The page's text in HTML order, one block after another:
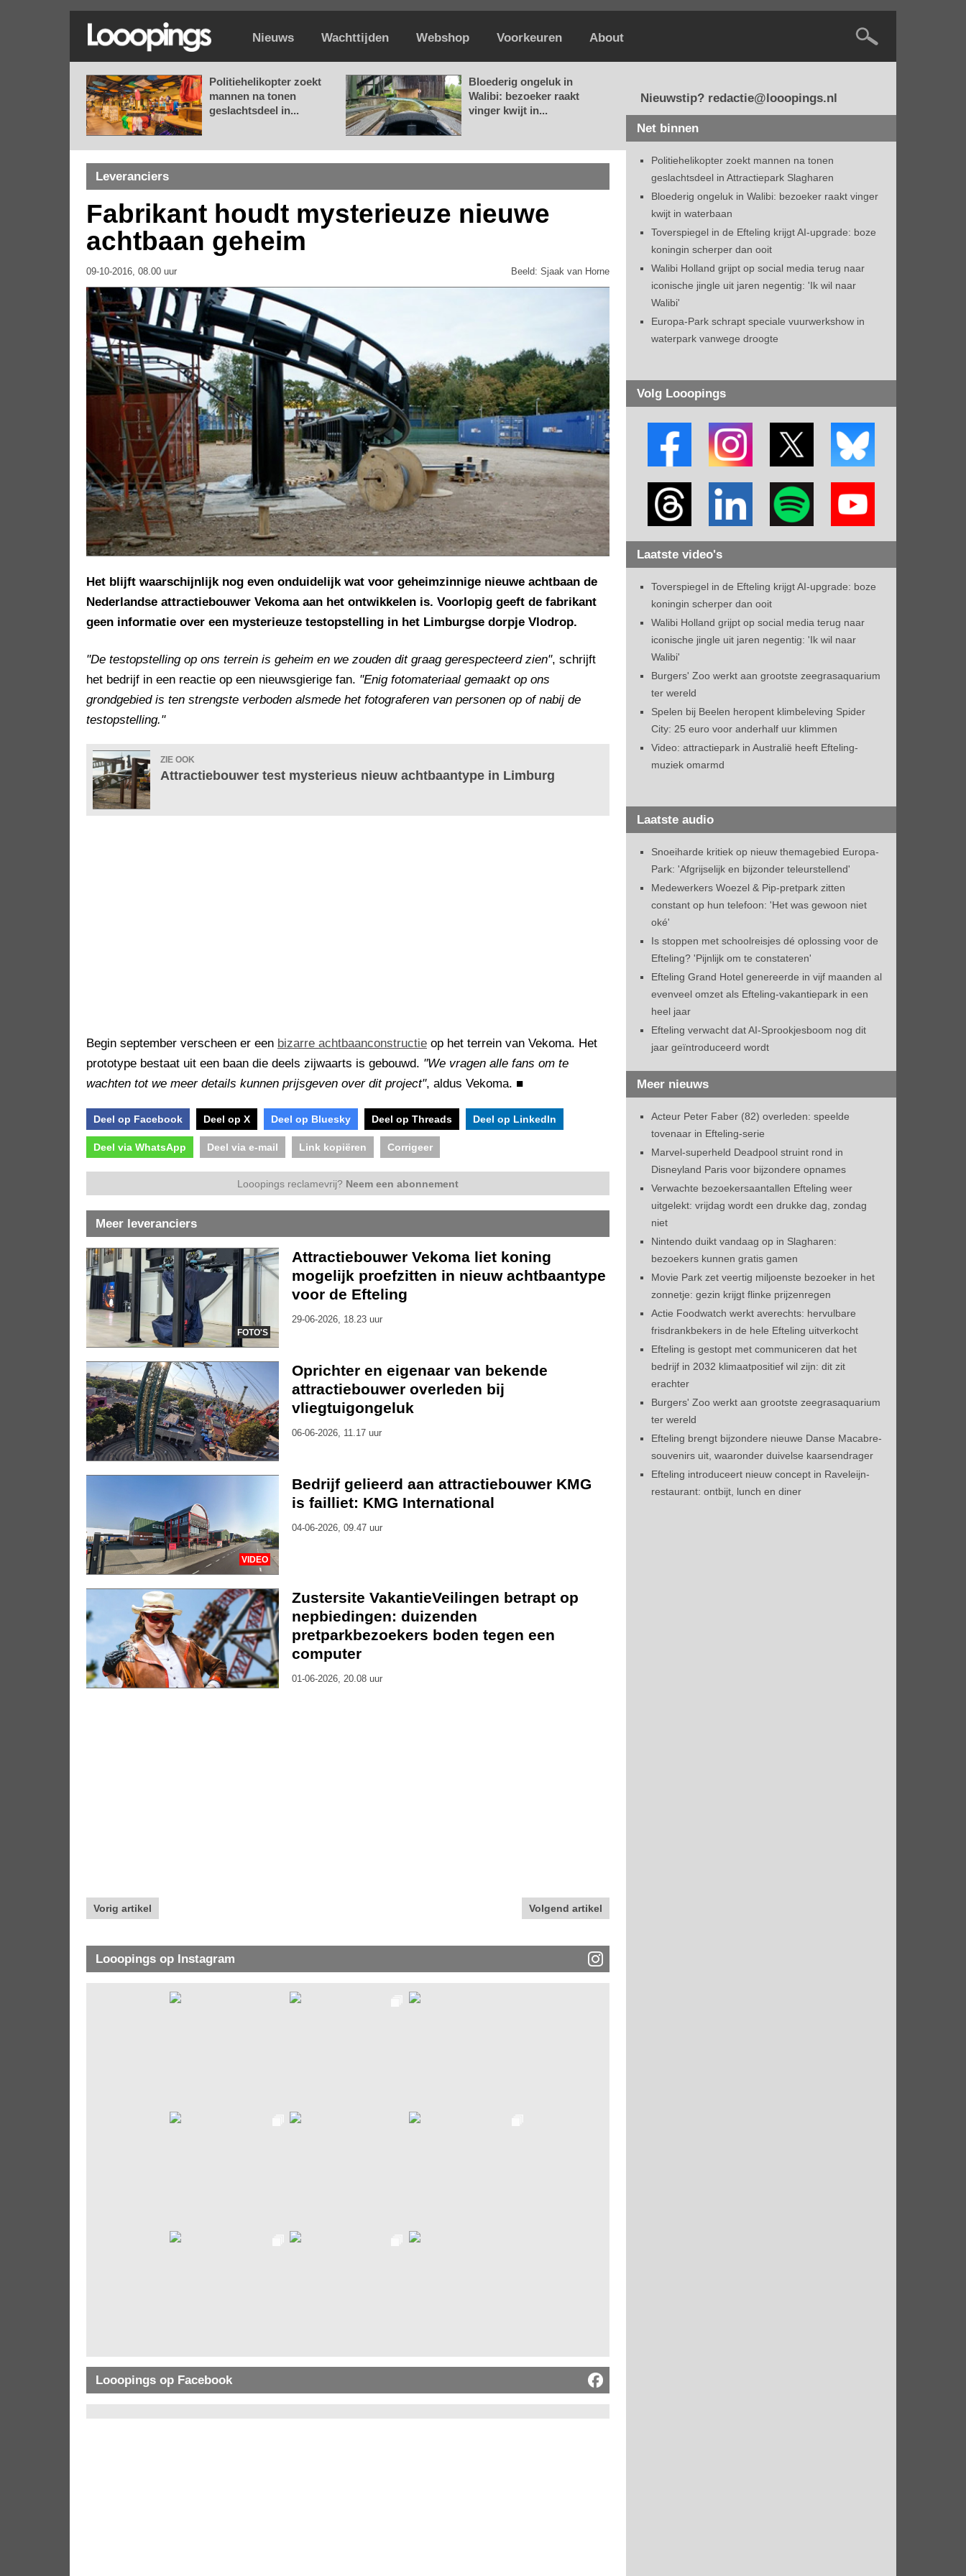
Nieuws Wachttijden Webshop Voorkeuren About
Politiehelikopter zoekt
mannen na tonen
geslachtsdeel in...
Bloederig ongeluk in
Walibi: bezoeker raakt
vinger kwijt in...
Leveranciers
Fabrikant houdt mysterieuze nieuwe
achtbaan geheim
09-10-2016, 08.00 uur Beeld: Sjaak van Horne
Het blijft waarschijnlijk nog even onduidelijk wat voor geheimzinnige nieuwe achtbaan de
Nederlandse attractiebouwer Vekoma aan het ontwikkelen is. Voorlopig geeft de fabrikant
geen informatie over een mysterieuze testopstelling in het Limburgse dorpje Vlodrop.
"De testopstelling op ons terrein is geheim en we zouden dit graag gerespecteerd zien", schrijft
het bedrijf in een reactie op een nieuwsgierige fan. "Enig fotomateriaal gemaakt op ons
grondgebied is ten strengste verboden alsmede het fotograferen van personen op of nabij de
testopstelling."
ZIE OOK
Attractiebouwer test mysterieus nieuw achtbaantype in Limburg
Begin september verscheen er een bizarre achtbaanconstructie op het terrein van Vekoma. Het
prototype bestaat uit een baan die deels zijwaarts is gebouwd. "We vragen alle fans om te
wachten tot we meer details kunnen prijsgeven over dit project", aldus Vekoma. ■
Deel op Facebook Deel op X Deel op Bluesky Deel op Threads Deel op LinkedIn
Deel via WhatsApp Deel via e-mail Link kopiëren Corrigeer
Looopings reclamevrij? Neem een abonnement
Meer leveranciers
FOTO'S
Attractiebouwer Vekoma liet koning
mogelijk proefzitten in nieuw achtbaantype
voor de Efteling
29-06-2026, 18.23 uur
Oprichter en eigenaar van bekende
attractiebouwer overleden bij
vliegtuigongeluk
06-06-2026, 11.17 uur
VIDEO
Bedrijf gelieerd aan attractiebouwer KMG
is failliet: KMG International
04-06-2026, 09.47 uur
Zustersite VakantieVeilingen betrapt op
nepbiedingen: duizenden
pretparkbezoekers boden tegen een
computer
01-06-2026, 20.08 uur
Vorig artikel Volgend artikel
Looopings op Instagram
Looopings op Facebook
Nieuwstip? redactie@looopings.nl
Net binnen
Politiehelikopter zoekt mannen na tonen
geslachtsdeel in Attractiepark Slagharen
Bloederig ongeluk in Walibi: bezoeker raakt vinger
kwijt in waterbaan
Toverspiegel in de Efteling krijgt AI-upgrade: boze
koningin scherper dan ooit
Walibi Holland grijpt op social media terug naar
iconische jingle uit jaren negentig: 'Ik wil naar
Walibi'
Europa-Park schrapt speciale vuurwerkshow in
waterpark vanwege droogte
Volg Looopings
Laatste video's
Toverspiegel in de Efteling krijgt AI-upgrade: boze
koningin scherper dan ooit
Walibi Holland grijpt op social media terug naar
iconische jingle uit jaren negentig: 'Ik wil naar
Walibi'
Burgers' Zoo werkt aan grootste zeegrasaquarium
ter wereld
Spelen bij Beelen heropent klimbeleving Spider
City: 25 euro voor anderhalf uur klimmen
Video: attractiepark in Australië heeft Efteling-
muziek omarmd
Laatste audio
Snoeiharde kritiek op nieuw themagebied Europa-
Park: 'Afgrijselijk en bijzonder teleurstellend'
Medewerkers Woezel & Pip-pretpark zitten
constant op hun telefoon: 'Het was gewoon niet
oké'
Is stoppen met schoolreisjes dé oplossing voor de
Efteling? 'Pijnlijk om te constateren'
Efteling Grand Hotel genereerde in vijf maanden al
evenveel omzet als Efteling-vakantiepark in een
heel jaar
Efteling verwacht dat AI-Sprookjesboom nog dit
jaar geïntroduceerd wordt
Meer nieuws
Acteur Peter Faber (82) overleden: speelde
tovenaar in Efteling-serie
Marvel-superheld Deadpool struint rond in
Disneyland Paris voor bijzondere opnames
Verwachte bezoekersaantallen Efteling weer
uitgelekt: vrijdag wordt een drukke dag, zondag
niet
Nintendo duikt vandaag op in Slagharen:
bezoekers kunnen gratis gamen
Movie Park zet veertig miljoenste bezoeker in het
zonnetje: gezin krijgt flinke prijzenregen
Actie Foodwatch werkt averechts: hervulbare
frisdrankbekers in de hele Efteling uitverkocht
Efteling is gestopt met communiceren dat het
bedrijf in 2032 klimaatpositief wil zijn: dit zit
erachter
Burgers' Zoo werkt aan grootste zeegrasaquarium
ter wereld
Efteling brengt bijzondere nieuwe Danse Macabre-
souvenirs uit, waaronder duivelse kaarsendrager
Efteling introduceert nieuw concept in Raveleijn-
restaurant: ontbijt, lunch en diner